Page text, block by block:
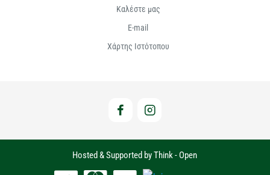
Καλέστε μας
E-mail
Χάρτης Ιστότοπου
Hosted & Supported by Think - Open